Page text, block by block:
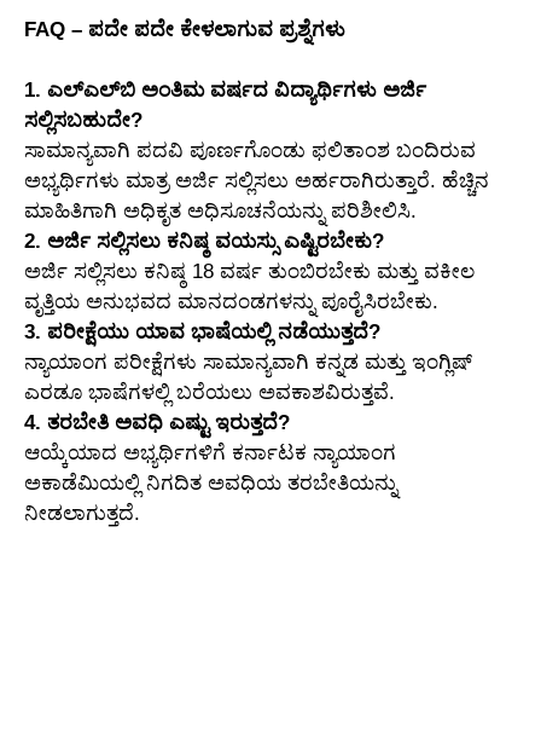
FAQ – ಪದೇ ಪದೇ ಕೇಳಲಾಗುವ ಪ್ರಶ್ನೆಗಳು
1. ಎಲ್‌ಎಲ್‌ಬಿ ಅಂತಿಮ ವರ್ಷದ ವಿದ್ಯಾರ್ಥಿಗಳು ಅರ್ಜಿ
ಸಲ್ಲಿಸಬಹುದೇ?
ಸಾಮಾನ್ಯವಾಗಿ ಪದವಿ ಪೂರ್ಣಗೊಂಡು ಫಲಿತಾಂಶ ಬಂದಿರುವ
ಅಭ್ಯರ್ಥಿಗಳು ಮಾತ್ರ ಅರ್ಜಿ ಸಲ್ಲಿಸಲು ಅರ್ಹರಾಗಿರುತ್ತಾರೆ. ಹೆಚ್ಚಿನ
ಮಾಹಿತಿಗಾಗಿ ಅಧಿಕೃತ ಅಧಿಸೂಚನೆಯನ್ನು ಪರಿಶೀಲಿಸಿ.
2. ಅರ್ಜಿ ಸಲ್ಲಿಸಲು ಕನಿಷ್ಠ ವಯಸ್ಸು ಎಷ್ಟಿರಬೇಕು?
ಅರ್ಜಿ ಸಲ್ಲಿಸಲು ಕನಿಷ್ಠ 18 ವರ್ಷ ತುಂಬಿರಬೇಕು ಮತ್ತು ವಕೀಲ
ವೃತ್ತಿಯ ಅನುಭವದ ಮಾನದಂಡಗಳನ್ನು ಪೂರೈಸಿರಬೇಕು.
3. ಪರೀಕ್ಷೆಯು ಯಾವ ಭಾಷೆಯಲ್ಲಿ ನಡೆಯುತ್ತದೆ?
ನ್ಯಾಯಾಂಗ ಪರೀಕ್ಷೆಗಳು ಸಾಮಾನ್ಯವಾಗಿ ಕನ್ನಡ ಮತ್ತು ಇಂಗ್ಲಿಷ್
ಎರಡೂ ಭಾಷೆಗಳಲ್ಲಿ ಬರೆಯಲು ಅವಕಾಶವಿರುತ್ತವೆ.
4. ತರಬೇತಿ ಅವಧಿ ಎಷ್ಟು ಇರುತ್ತದೆ?
ಆಯ್ಕೆಯಾದ ಅಭ್ಯರ್ಥಿಗಳಿಗೆ ಕರ್ನಾಟಕ ನ್ಯಾಯಾಂಗ
ಅಕಾಡೆಮಿಯಲ್ಲಿ ನಿಗದಿತ ಅವಧಿಯ ತರಬೇತಿಯನ್ನು
ನೀಡಲಾಗುತ್ತದೆ.